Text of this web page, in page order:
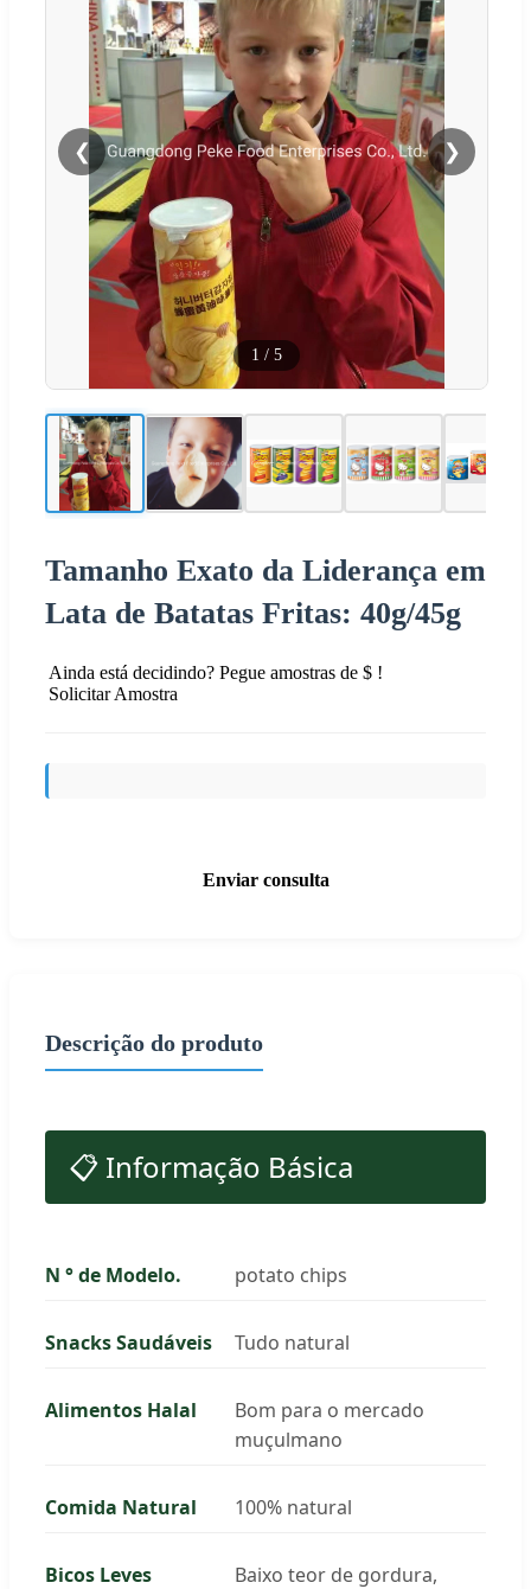
❮ ❯
1 / 5
Tamanho Exato da Liderança em
Lata de Batatas Fritas: 40g/45g
Ainda está decidindo? Pegue amostras de $ !
Solicitar Amostra
Enviar consulta
Descrição do produto
📋 Informação Básica
N ° de Modelo. potato chips
Snacks Saudáveis Tudo natural
Alimentos Halal
Bom para o mercado
muçulmano
Comida Natural 100% natural
Bicos Leves
Baixo teor de gordura,